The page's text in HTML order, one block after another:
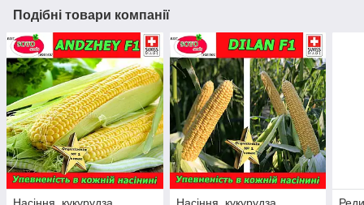
Подібні товари компанії
Насіння, кукурудза
Насіння, кукурудза